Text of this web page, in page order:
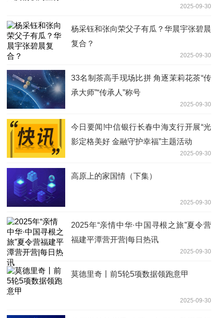
2025-09-30
杨采钰和张向荣父子有瓜？华晨宇张碧晨
复合？
2025-09-30
33名制茶高手现场比拼 角逐茉莉花茶“传
承大师”“传承人”称号
2025-09-30
今日要闻!中信银行长春中海支行开展“光
影定格美好 金融守护幸福”主题活动
2025-09-30
高原上的家国情（下集）
2025-09-30
2025年“亲情中华·中国寻根之旅”夏令营
福建平潭营开营|每日热讯
2025-09-30
莫德里奇丨前5轮5项数据领跑意甲
2025-09-30